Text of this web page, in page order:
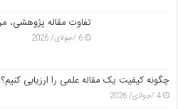
تفاوت مقاله پژوهشی،
6 /جولای/ 2026
چگونه کیفیت یک مقاله علمی را ارزیابی کنیم؟
4 /جولای/ 2026